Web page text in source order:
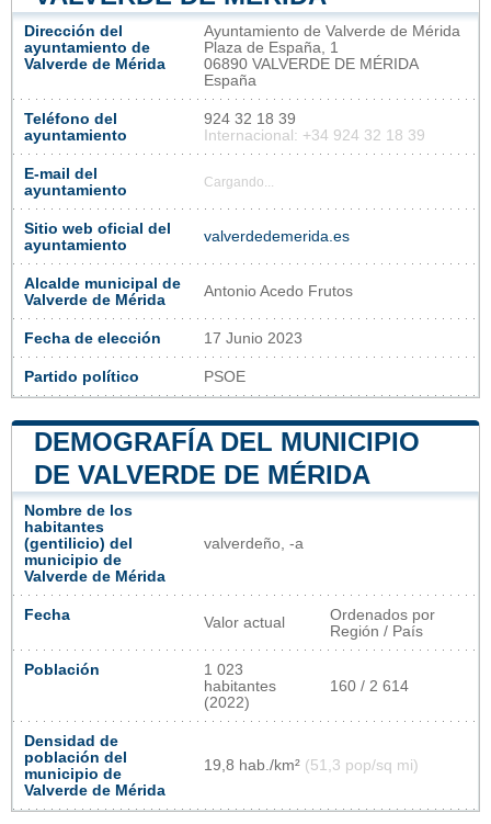
Dirección del
ayuntamiento de
Valverde de Mérida
Ayuntamiento de Valverde de Mérida
Plaza de España, 1
06890 VALVERDE DE MÉRIDA
España
Teléfono del
ayuntamiento
924 32 18 39
Internacional: +34 924 32 18 39
E-mail del
ayuntamiento
Cargando...
Sitio web oficial del
ayuntamiento
valverdedemerida.es
Alcalde municipal de
Valverde de Mérida
Antonio Acedo Frutos
Fecha de elección 17 Junio 2023
Partido político PSOE
DEMOGRAFÍA DEL MUNICIPIO
DE VALVERDE DE MÉRIDA
Nombre de los
habitantes
(gentilicio) del
municipio de
Valverde de Mérida
valverdeño, -a
Fecha Valor actual
Ordenados por
Región / País
Población
1 023
habitantes
(2022)
160 / 2 614
Densidad de
población del
municipio de
Valverde de Mérida
19,8 hab./km² (51,3 pop/sq mi)